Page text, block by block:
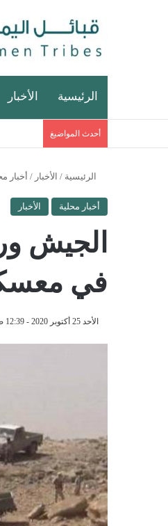
الرئيسية الأخبار
أحدث المواضيغ
الرئيسية / الأخبار / أخبار
أخبار محلية الأخبار
الجيش
في
الأحد 25 أكتوبر 2020 - 12:39 صباحًا